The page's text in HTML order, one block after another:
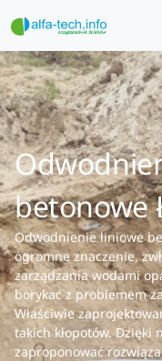
betonowe
Odwodnienie liniowe
ogromne znaczenie,
zarządzania wodami
borykać z problemem
Właściwie
takich kłopotów. Dzięki
zaproponować